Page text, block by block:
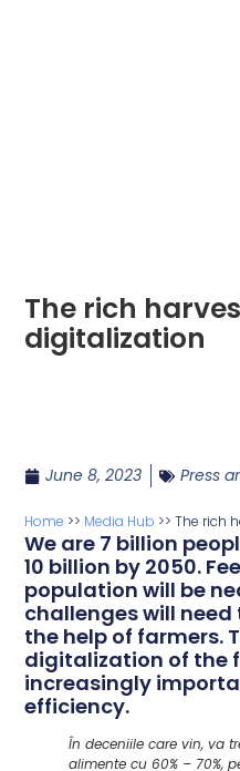
The rich
digitalization
June 8, 2023 Press
Home >> Media Hub >>The rich
We are 7 billion
10 billion by 2050.
population will be
challenges will
the help of farmers.
digitalization of the
increasingly
efficiency.
În deceniile care vin, va
alimente cu 60% – 70%,